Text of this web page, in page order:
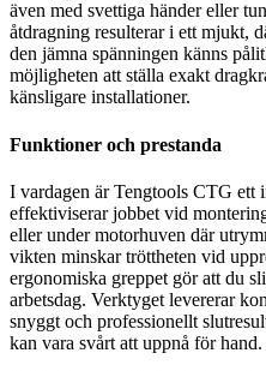
även med svettiga händer eller
åtdragning resulterar i ett mjukt,
den jämna spänningen känns
möjligheten att ställa exakt
känsligare installationer.
Funktioner och prestanda
I vardagen är Tengtools CTG ett
effektiviserar jobbet vid
eller under motorhuven där
vikten minskar tröttheten vid
ergonomiska greppet gör att du
arbetsdag. Verktyget levererar
snyggt och professionellt
kan vara svårt att uppnå för hand.